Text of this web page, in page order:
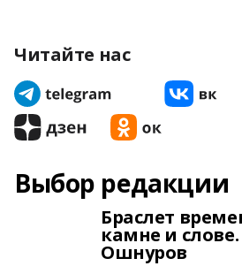
Читайте нас
Выбор редакции
Браслет
камне и
Ошнуров